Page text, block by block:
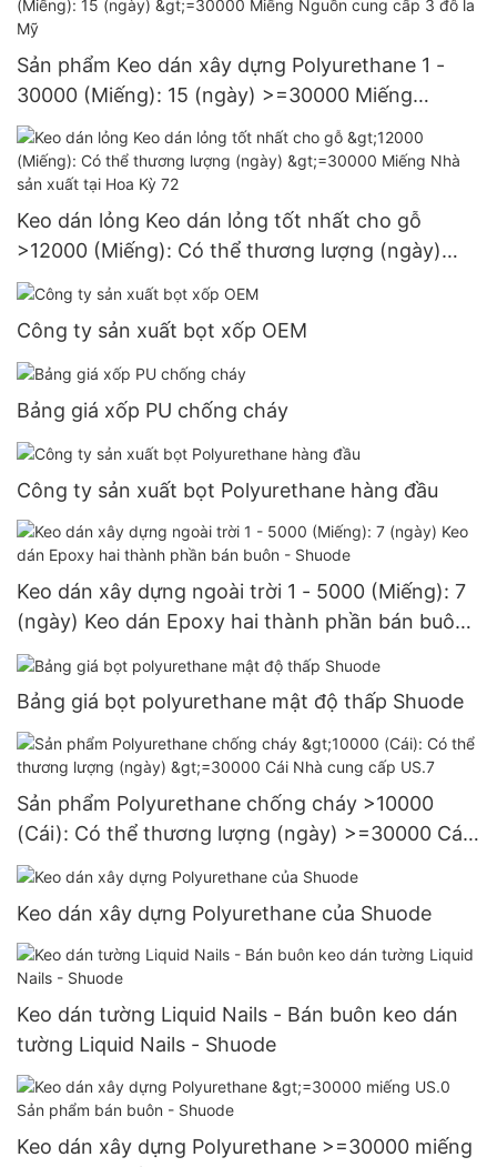
Sản phẩm Keo dán xây dựng Polyurethane 1 -
30000 (Miếng): 15 (ngày) >=30000 Miếng
Nguồn cung cấp 3 đô la Mỹ
Keo dán lỏng Keo dán lỏng tốt nhất cho gỗ
>12000 (Miếng): Có thể thương lượng (ngày)
>=30000 Miếng Nhà sản xuất tại Hoa Kỳ 72
Công ty sản xuất bọt xốp OEM
Bảng giá xốp PU chống cháy
Công ty sản xuất bọt Polyurethane hàng đầu
Keo dán xây dựng ngoài trời 1 - 5000 (Miếng): 7
(ngày) Keo dán Epoxy hai thành phần bán buôn
- Shuode
Bảng giá bọt polyurethane mật độ thấp Shuode
Sản phẩm Polyurethane chống cháy >10000
(Cái): Có thể thương lượng (ngày) >=30000 Cái
Nhà cung cấp US.7
Keo dán xây dựng Polyurethane của Shuode
Keo dán tường Liquid Nails - Bán buôn keo dán
tường Liquid Nails - Shuode
Keo dán xây dựng Polyurethane >=30000 miếng